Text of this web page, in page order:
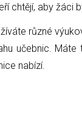
chtějí, aby
různé
učebnic.
nabízí.